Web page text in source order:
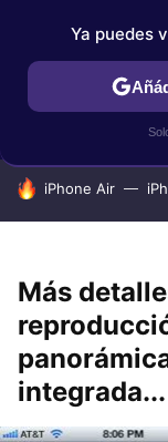
IPHONE
HOY SE HABLA
iPhone Air
Más
integrada...
Ya puedes